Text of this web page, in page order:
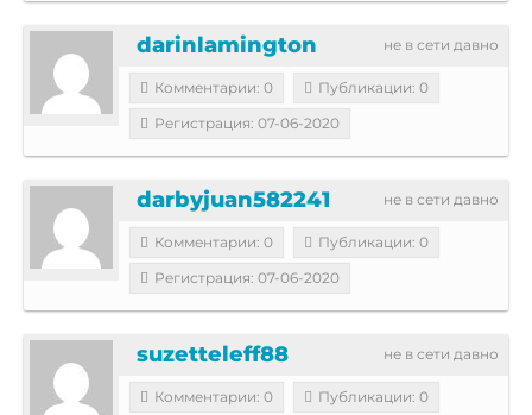
не в сети давно
darinlamington
Комментарии: 0
Публикации: 0
Регистрация: 07-06-2020
не в сети давно
darbyjuan582241
Комментарии: 0
Публикации: 0
Регистрация: 07-06-2020
не в сети давно
suzetteleff88
Комментарии: 0
Публикации: 0